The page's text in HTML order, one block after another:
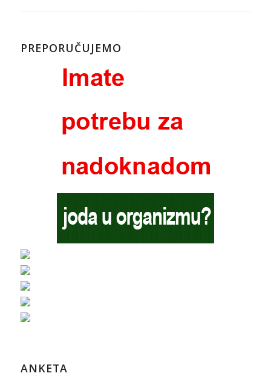
PREPORUČUJEMO
ANKETA